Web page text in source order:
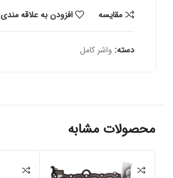
مقايسه افزودن به علاقه مندی
دسته: واشر کامل
محصولات مشابه